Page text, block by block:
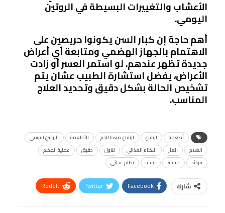
الأعشاب والتغييرات البسيطة في الروتين
اليومي.
أهم حاجة إن كبار السن يكونوا حريصين على
الاهتمام بالجهاز الهضمي ومتابعة أي أعراض
جديدة تظهر عندهم. لو استمر العسر أو زادت
الأعراض، يفضل استشارة الطبيب عشان يتم
تشخيص الحالة بشكل دقيق وتحديد العلاج
المناسب.
أطعمة ارتفاع ارتفاع ضغط الدم الأطعمة
الروتين اليومي
العلاج
الغاز النظام الغذائي تناول دقيق
عملية الهضم
فوائد
مباشر نتيجة نظام غذائي
شارك Facebook
Twitter
ReddIt